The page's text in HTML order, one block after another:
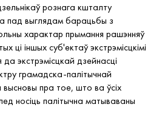
рознага кшталту
пад выглядам барацьбы з
характар прымання рашэнняў
ці іншых суб'ектаў экстрэмісцкімі
экстрэмісцкай дзейнасці
грамадска-палітычнай
высновы пра тое, што ва ўсіх
носіць палітычна матываваны